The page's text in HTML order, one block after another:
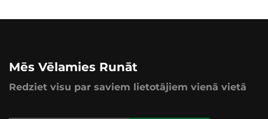
Mēs Vēlamies Runāt
Redziet visu par saviem lietotājiem vienā vietā